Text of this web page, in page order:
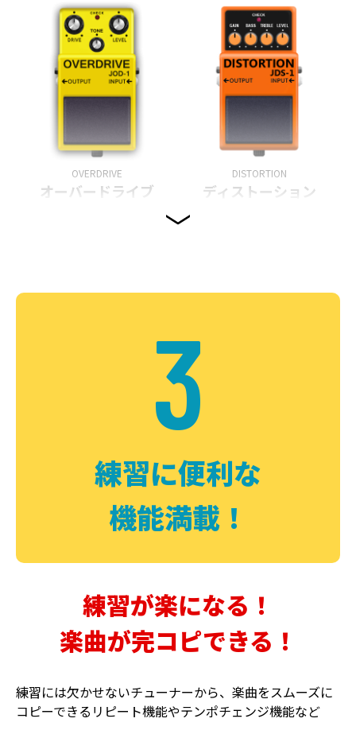
OVERDRIVE
オーバードライブ
DISTORTION
ディストーション
DELAY PHASER
3
練習に便利な
機能満載！
練習が楽になる！
楽曲が完コピできる！
練習には欠かせないチューナーから、楽曲をスムーズに
コピーできるリピート機能やテンポチェンジ機能など